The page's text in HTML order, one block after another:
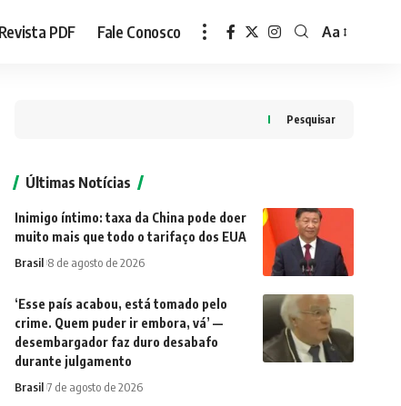
Revista PDF Fale Conosco
Font
Aa
Pesquisar
Últimas Notícias
Inimigo íntimo: taxa da China pode doer
muito mais que todo o tarifaço dos EUA
Brasil 8 de agosto de 2026
‘Esse país acabou, está tomado pelo
crime. Quem puder ir embora, vá’ —
desembargador faz duro desabafo
durante julgamento
Brasil 7 de agosto de 2026